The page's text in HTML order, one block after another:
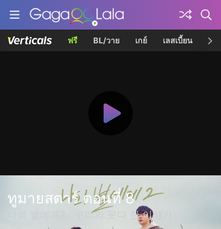
ฟรี BL/วาย เกย์ เลสเบี้ยน เค
ทูมายสตาร์ ตอนที่ 8
나의 별에게2 : 우리의 못다 한 이야기